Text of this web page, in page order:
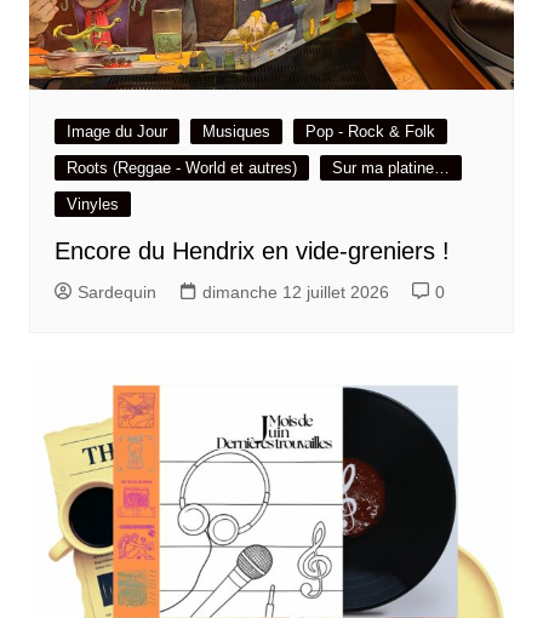
Image du Jour Musiques
Pop - Rock & Folk
Roots (Reggae - World et autres)
Sur ma platine…
Vinyles
Encore du Hendrix en vide-greniers !
Sardequin dimanche 12 juillet 2026 0